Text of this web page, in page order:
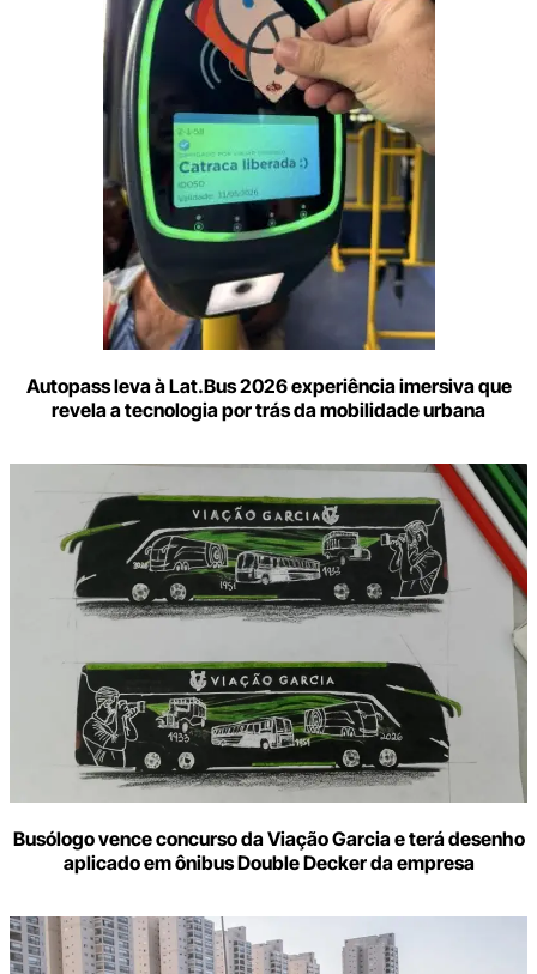
Autopass leva à Lat.Bus 2026 experiência imersiva que
revela a tecnologia por trás da mobilidade urbana
Busólogo vence concurso da Viação Garcia e terá desenho
aplicado em ônibus Double Decker da empresa